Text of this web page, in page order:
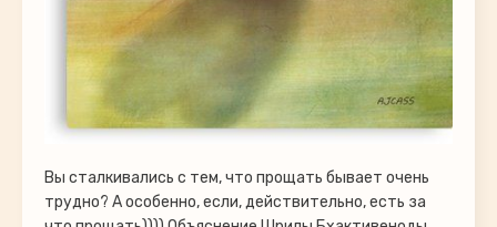
Вы сталкивались с тем, что прощать бывает очень
трудно? А особенно, если, действительно, есть за